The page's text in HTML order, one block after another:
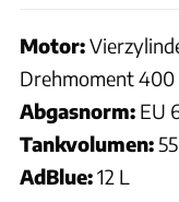
Motor:
Drehmoment 400
Abgasnorm: EU
Tankvolumen:
AdBlue:12 L